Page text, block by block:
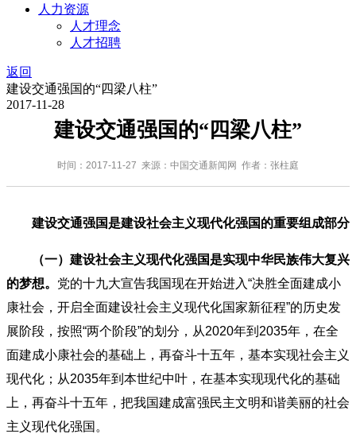
人力资源
人才理念
人才招聘
返回
建设交通强国的“四梁八柱”
2017-11-28
建设交通强国的“四梁八柱”
时间：2017-11-27 来源：中国交通新闻网 作者：张柱庭
建设交通强国是建设社会主义现代化强国的重要组成部分
（一）建设社会主义现代化强国是实现中华民族伟大复兴
的梦想。 党的十九大宣告我国现在开始进入“决胜全面建成小
康社会，开启全面建设社会主义现代化国家新征程”的历史发
展阶段，按照“两个阶段”的划分，从2020年到2035年，在全
面建成小康社会的基础上，再奋斗十五年，基本实现社会主义
现代化；从2035年到本世纪中叶，在基本实现现代化的基础
上，再奋斗十五年，把我国建成富强民主文明和谐美丽的社会
主义现代化强国。